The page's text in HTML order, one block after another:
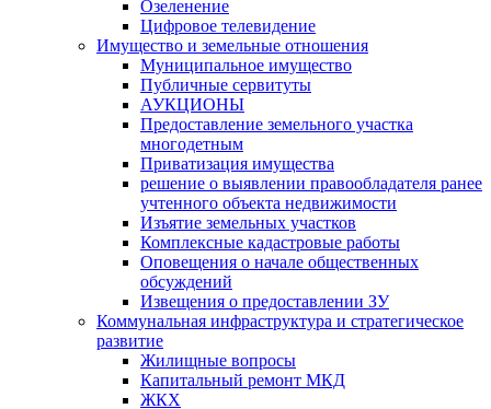
Озеленение
Цифровое телевидение
Имущество и земельные отношения
Муниципальное имущество
Публичные сервитуты
АУКЦИОНЫ
Предоставление земельного участка
многодетным
Приватизация имущества
решение о выявлении правообладателя ранее
учтенного объекта недвижимости
Изъятие земельных участков
Комплексные кадастровые работы
Оповещения о начале общественных
обсуждений
Извещения о предоставлении ЗУ
Коммунальная инфраструктура и стратегическое
развитие
Жилищные вопросы
Капитальный ремонт МКД
ЖКХ